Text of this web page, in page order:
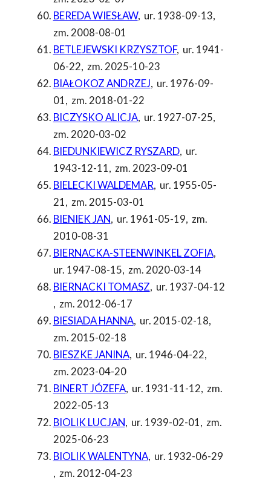
BEREDA WIESŁAW, ur. 1938-09-13,
zm. 2008-08-01
BETLEJEWSKI KRZYSZTOF, ur. 1941-
06-22, zm. 2025-10-23
BIAŁOKOZ ANDRZEJ, ur. 1976-09-
01, zm. 2018-01-22
BICZYSKO ALICJA, ur. 1927-07-25,
zm. 2020-03-02
BIEDUNKIEWICZ RYSZARD, ur.
1943-12-11, zm. 2023-09-01
BIELECKI WALDEMAR, ur. 1955-05-
21, zm. 2015-03-01
BIENIEK JAN, ur. 1961-05-19, zm.
2010-08-31
BIERNACKA-STEENWINKEL ZOFIA,
ur. 1947-08-15, zm. 2020-03-14
BIERNACKI TOMASZ, ur. 1937-04-12
, zm. 2012-06-17
BIESIADA HANNA, ur. 2015-02-18,
zm. 2015-02-18
BIESZKE JANINA, ur. 1946-04-22,
zm. 2023-04-20
BINERT JÓZEFA, ur. 1931-11-12, zm.
2022-05-13
BIOLIK LUCJAN, ur. 1939-02-01, zm.
2025-06-23
BIOLIK WALENTYNA, ur. 1932-06-29
, zm. 2012-04-23